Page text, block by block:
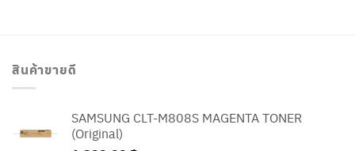
สินค้าขายดี
SAMSUNG CLT-M808S MAGENTA TONER
(Original)